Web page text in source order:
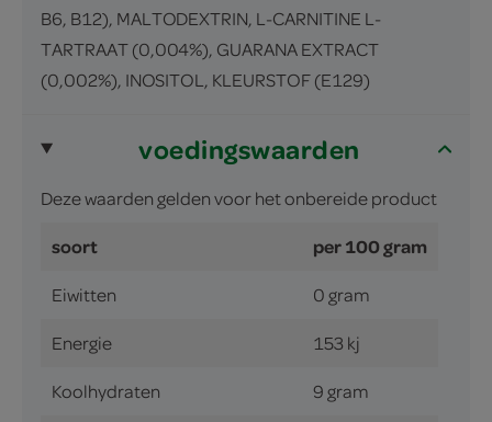
B6, B12), MALTODEXTRIN, L-CARNITINE L-
TARTRAAT (0,004%), GUARANA EXTRACT
(0,002%), INOSITOL, KLEURSTOF (E129)
voedingswaarden
Deze waarden gelden voor het onbereide product
soort per 100 gram
Eiwitten 0 gram
Energie 153 kj
Koolhydraten 9 gram